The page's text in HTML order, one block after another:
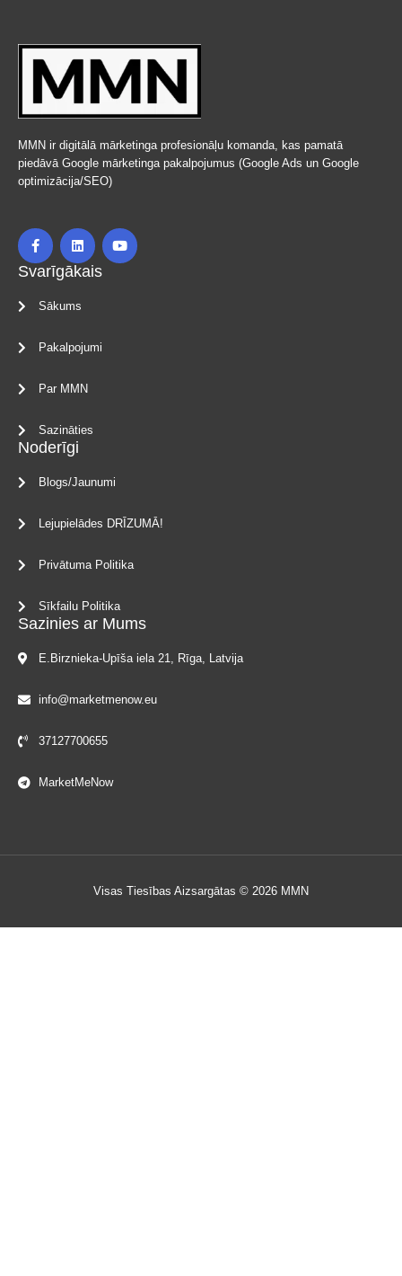
MMN ir digitālā mārketinga profesionāļu komanda, kas pamatā
piedāvā Google mārketinga pakalpojumus (Google Ads un Google
optimizācija/SEO)
Svarīgākais
Sākums
Pakalpojumi
Par MMN
Sazināties
Noderīgi
Blogs/Jaunumi
Lejupielādes DRĪZUMĀ!
Privātuma Politika
Sīkfailu Politika
Sazinies ar Mums
E.Birznieka-Upīša iela 21, Rīga, Latvija
info@marketmenow.eu
37127700655
MarketMeNow
Visas Tiesības Aizsargātas © 2026 MMN